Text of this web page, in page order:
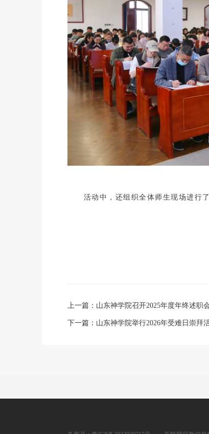
活动中，还组织全体师生现场进行
上一篇： 山东神学院召开2025年度年终述职
下一篇： 山东神学院举行2026年受难日崇拜